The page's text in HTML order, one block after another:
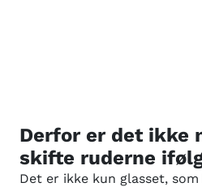
Derfor er det ikke
skifte ruderne
Det er ikke kun glasset,